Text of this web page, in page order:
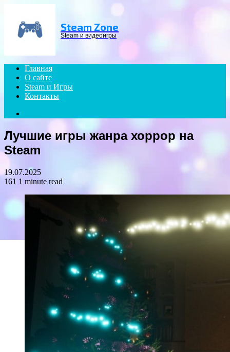
Steam Zone
Steam и видеоигры
Главная
О сайте
Steam и Игры
Контакты
Лучшие игры жанра хоррор на
Steam
19.07.2025
161 1 minute read